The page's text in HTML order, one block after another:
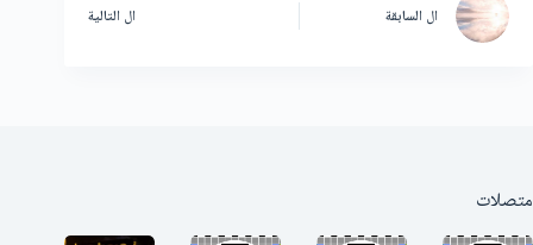
ال السابقة ال التالية
متصلات